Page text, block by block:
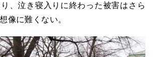
、泣き寝入りに終わった被害はさら
像に難くない。